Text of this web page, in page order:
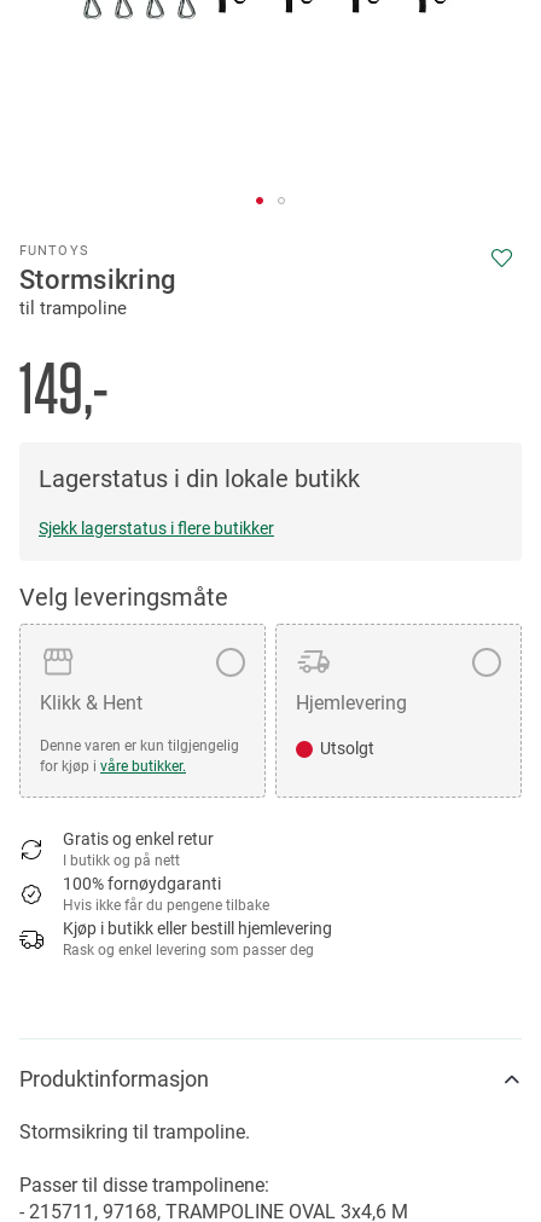
FUNTOYS
Stormsikring
til trampoline
149,-
Lagerstatus i din lokale butikk
Sjekk lagerstatus i flere butikker
Velg leveringsmåte
Klikk & Hent
Denne varen er kun tilgjengelig
for kjøp i våre butikker.
Hjemlevering
Utsolgt
Gratis og enkel retur
I butikk og på nett
100% fornøydgaranti
Hvis ikke får du pengene tilbake
Kjøp i butikk eller bestill hjemlevering
Rask og enkel levering som passer deg
to
the
beginning
the
images
gallery
Produktinformasjon
Stormsikring til trampoline.
Passer til disse trampolinene:
- 215711, 97168, TRAMPOLINE OVAL 3x4,6 M